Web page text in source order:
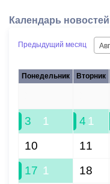
Календарь новостей
Предыдущий месяц
Понедельник Вторник
3 1 4 1
10 11
17 1 18